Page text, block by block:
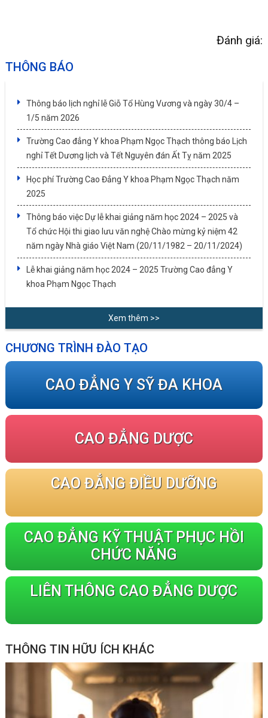
Đánh giá:
THÔNG BÁO
Thông báo lịch nghỉ lễ Giỗ Tổ Hùng Vương và ngày 30/4 –
1/5 năm 2026
Trường Cao đẳng Y khoa Phạm Ngọc Thạch thông báo Lịch
nghỉ Tết Dương lịch và Tết Nguyên đán Ất Tỵ năm 2025
Học phí Trường Cao Đẳng Y khoa Phạm Ngọc Thạch năm
2025
Thông báo việc Dự lễ khai giảng năm học 2024 – 2025 và
Tổ chức Hội thi giao lưu văn nghệ Chào mừng kỷ niệm 42
năm ngày Nhà giáo Việt Nam (20/11/1982 – 20/11/2024)
Lễ khai giảng năm học 2024 – 2025 Trường Cao đẳng Y
khoa Phạm Ngọc Thạch
Xem thêm >>
CHƯƠNG TRÌNH ĐÀO TẠO
CAO ĐẲNG Y SỸ ĐA KHOA
CAO ĐẲNG DƯỢC
CAO ĐẲNG ĐIỀU DƯỠNG
CAO ĐẲNG KỸ THUẬT PHỤC HỒI
CHỨC NĂNG
LIÊN THÔNG CAO ĐẲNG DƯỢC
THÔNG TIN HỮU ÍCH KHÁC